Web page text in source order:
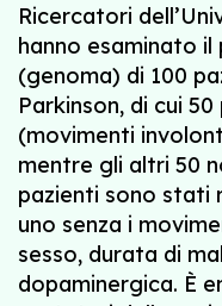
Ricercatori
hanno esaminato il
(genoma) di 100
Parkinson, di cui
(movimenti
mentre gli altri 50
pazienti sono stati
uno senza i
sesso, durata di
dopaminergica. È